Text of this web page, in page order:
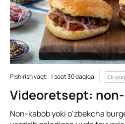
Pishirish vaqti: 1 soat 30 daqiqa
Videoretsept:
Non-kabob yoki o’zbekcha